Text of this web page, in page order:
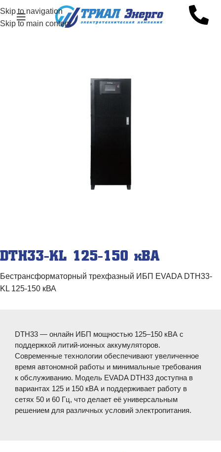
Skip to navigation
Skip to main content
DTH33-KL 125-150 кВА
Бестрансформаторный трехфазный ИБП EVADA DTH33-
KL 125-150 кВА
DTH33 — онлайн ИБП мощностью 125–150 кВА с
поддержкой литий-ионных аккумуляторов.
Современные технологии обеспечивают увеличенное
время автономной работы и минимальные требования
к обслуживанию. Модель EVADA DTH33 доступна в
вариантах 125 и 150 кВА и поддерживает работу в
сетях 50 и 60 Гц, что делает её универсальным
решением для различных условий электропитания.